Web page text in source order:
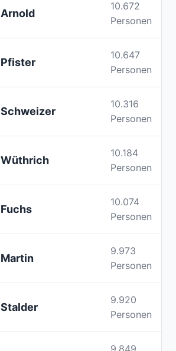
Arnold
10.672
Personen
Pfister
10.647
Personen
Schweizer
10.316
Personen
Wüthrich
10.184
Personen
Fuchs
10.074
Personen
Martin
9.973
Personen
Stalder
9.920
Personen
9.849